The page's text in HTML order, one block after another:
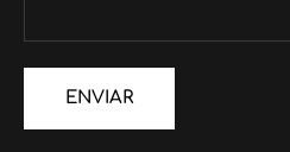
ENVIAR